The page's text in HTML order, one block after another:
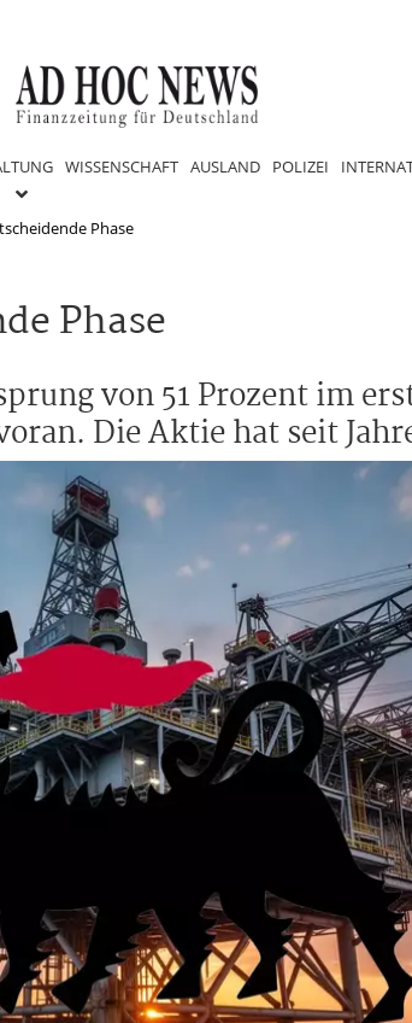
WISSENSCHAFT AUSLAND POLIZEI
Phase
Phase
von 51 Prozent im
Die Aktie hat seit